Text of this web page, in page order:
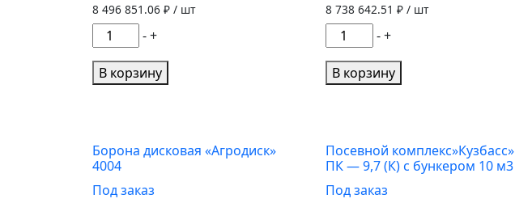
8 496 851.06 ₽ / шт
Количество
товара
Посевной
комплекс"Кузбасс"
9,7
(К)
-+
В корзину
8 738 642.51₽ / шт
Количество
товара
Посевной
комплекс"Кузбасс"
9,7
(К)
- +
В корзину
Борона дисковая «Агродиск»
4004
Под заказ
Посевной комплекс»Кузбасс»
ПК — 9,7 (К) с бункером 10 м3
Под заказ